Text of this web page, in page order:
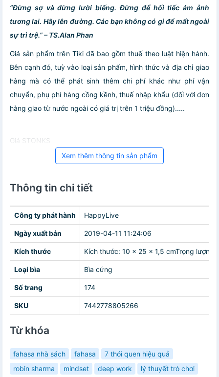
“Đừng sợ và đừng lười biếng. Đừng để hối tiếc ám ảnh
tương lai. Hãy lên đường. Các bạn không có gì để mất ngoài
sự trì trệ.” – TS.Alan Phan
Giá sản phẩm trên Tiki đã bao gồm thuế theo luật hiện hành.
Bên cạnh đó, tuỳ vào loại sản phẩm, hình thức và địa chỉ giao
hàng mà có thể phát sinh thêm chi phí khác như phí vận
chuyển, phụ phí hàng cồng kềnh, thuế nhập khẩu (đối với đơn
hàng giao từ nước ngoài có giá trị trên 1 triệu đồng).....
Giá STONKS
Xem thêm thông tin sản phẩm
Thông tin chi tiết
Công ty phát hành HappyLive
Ngày xuất bản 2019-04-11 11:24:06
Kích thước Kích thước: 10 x 25 x 1,5 cmTrọng lượng:
Loại bìa Bìa cứng
Số trang 174
SKU 7442778805266
Từ khóa
fahasa nhà sách fahasa
7 thói quen hiệu quả
robin sharma
mindset deep work
lý thuyết trò chơi